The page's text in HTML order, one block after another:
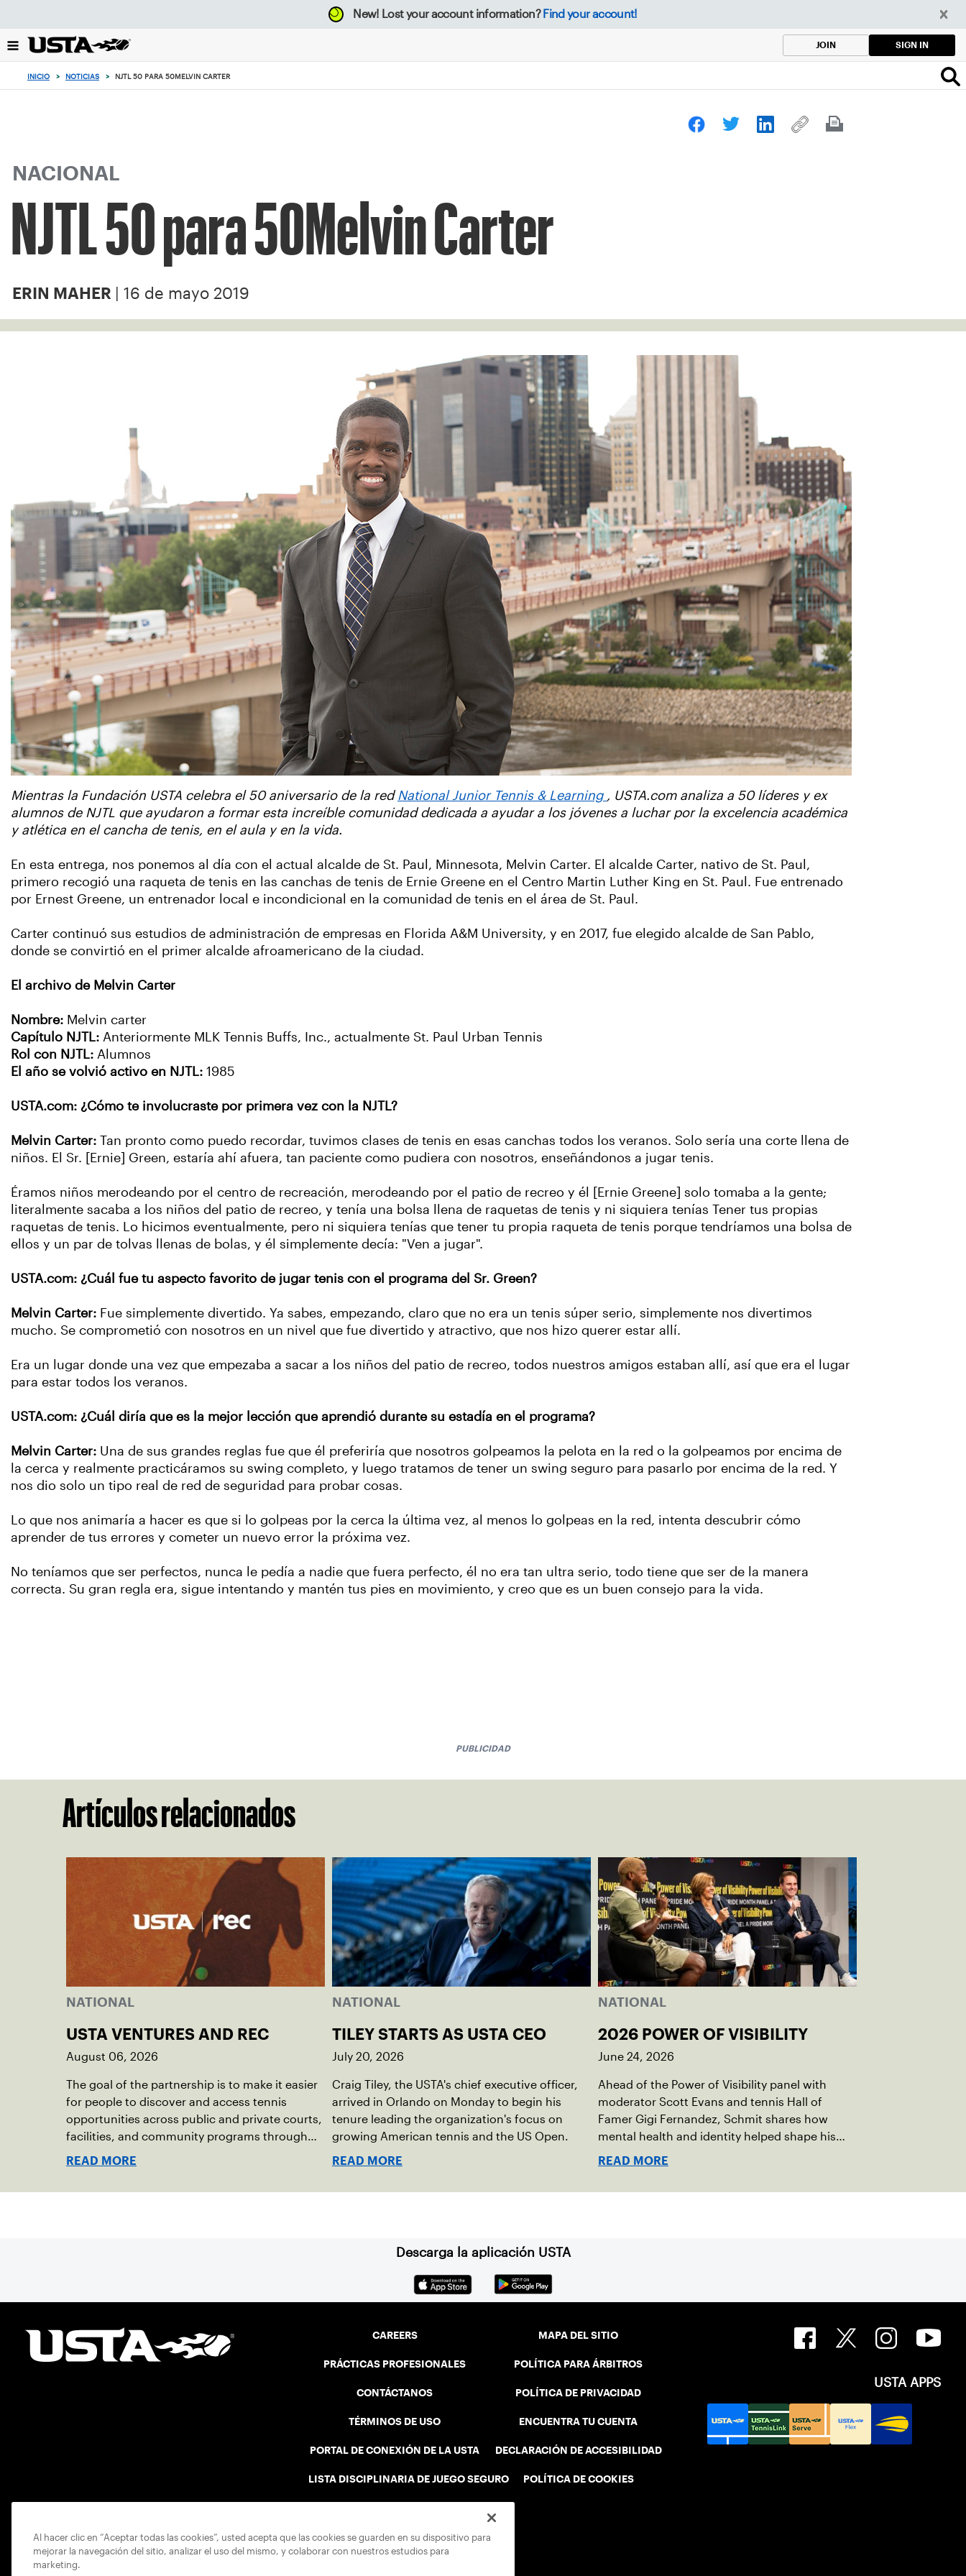
el
botón
New! Lost your account information? Find your account!
JOIN SIGN IN
INICIO > NOTICIAS > NJTL 50 PARA 50MELVIN CARTER
NACIONAL
NJTL 50 para 50Melvin Carter
ERIN MAHER | 16 de mayo 2019
Mientras la Fundación USTA celebra el 50 aniversario de la red National Junior Tennis & Learning , USTA.com analiza a 50 líderes y ex
alumnos de NJTL que ayudaron a formar esta increíble comunidad dedicada a ayudar a los jóvenes a luchar por la excelencia académica
y atlética en el cancha de tenis, en el aula y en la vida.
En esta entrega, nos ponemos al día con el actual alcalde de St. Paul, Minnesota, Melvin Carter. El alcalde Carter, nativo de St. Paul,
primero recogió una raqueta de tenis en las canchas de tenis de Ernie Greene en el Centro Martin Luther King en St. Paul. Fue entrenado
por Ernest Greene, un entrenador local e incondicional en la comunidad de tenis en el área de St. Paul.
Carter continuó sus estudios de administración de empresas en Florida A&M University, y en 2017, fue elegido alcalde de San Pablo,
donde se convirtió en el primer alcalde afroamericano de la ciudad.
El archivo de Melvin Carter
Nombre: Melvin carter
Capítulo NJTL: Anteriormente MLK Tennis Buffs, Inc., actualmente St. Paul Urban Tennis
Rol con NJTL: Alumnos
El año se volvió activo en NJTL: 1985
USTA.com: ¿Cómo te involucraste por primera vez con la NJTL?
Melvin Carter: Tan pronto como puedo recordar, tuvimos clases de tenis en esas canchas todos los veranos. Solo sería una corte llena de
niños. El Sr. [Ernie] Green, estaría ahí afuera, tan paciente como pudiera con nosotros, enseñándonos a jugar tenis.
Éramos niños merodeando por el centro de recreación, merodeando por el patio de recreo y él [Ernie Greene] solo tomaba a la gente;
literalmente sacaba a los niños del patio de recreo, y tenía una bolsa llena de raquetas de tenis y ni siquiera tenías Tener tus propias
raquetas de tenis. Lo hicimos eventualmente, pero ni siquiera tenías que tener tu propia raqueta de tenis porque tendríamos una bolsa de
ellos y un par de tolvas llenas de bolas, y él simplemente decía: "Ven a jugar".
USTA.com: ¿Cuál fue tu aspecto favorito de jugar tenis con el programa del Sr. Green?
Melvin Carter: Fue simplemente divertido. Ya sabes, empezando, claro que no era un tenis súper serio, simplemente nos divertimos
mucho. Se comprometió con nosotros en un nivel que fue divertido y atractivo, que nos hizo querer estar allí.
Era un lugar donde una vez que empezaba a sacar a los niños del patio de recreo, todos nuestros amigos estaban allí, así que era el lugar
para estar todos los veranos.
USTA.com: ¿Cuál diría que es la mejor lección que aprendió durante su estadía en el programa?
Melvin Carter: Una de sus grandes reglas fue que él preferiría que nosotros golpeamos la pelota en la red o la golpeamos por encima de
la cerca y realmente practicáramos su swing completo, y luego tratamos de tener un swing seguro para pasarlo por encima de la red. Y
nos dio solo un tipo real de red de seguridad para probar cosas.
Lo que nos animaría a hacer es que si lo golpeas por la cerca la última vez, al menos lo golpeas en la red, intenta descubrir cómo
aprender de tus errores y cometer un nuevo error la próxima vez.
No teníamos que ser perfectos, nunca le pedía a nadie que fuera perfecto, él no era tan ultra serio, todo tiene que ser de la manera
correcta. Su gran regla era, sigue intentando y mantén tus pies en movimiento, y creo que es un buen consejo para la vida.
PUBLICIDAD
Artículos relacionados
NATIONAL
USTA VENTURES AND REC
August 06, 2026
The goal of the partnership is to make it easier
for people to discover and access tennis
opportunities across public and private courts,
facilities, and community programs through
one connected network.
READ MORE
NATIONAL
TILEY STARTS AS USTA CEO
July 20, 2026
Craig Tiley, the USTA's chief executive officer,
arrived in Orlando on Monday to begin his
tenure leading the organization's focus on
growing American tennis and the US Open.
READ MORE
NATIONAL
2026 POWER OF VISIBILITY
June 24, 2026
Ahead of the Power of Visibility panel with
moderator Scott Evans and tennis Hall of
Famer Gigi Fernandez, Schmit shares how
mental health and identity helped shape his
debut novel.
READ MORE
Descarga la aplicación USTA
CAREERS
PRÁCTICAS PROFESIONALES
CONTÁCTANOS
TÉRMINOS DE USO
PORTAL DE CONEXIÓN DE LA USTA
LISTA DISCIPLINARIA DE JUEGO SEGURO
MAPA DEL SITIO
POLÍTICA PARA ÁRBITROS
POLÍTICA DE PRIVACIDAD
ENCUENTRA TU CUENTA
DECLARACIÓN DE ACCESIBILIDAD
POLÍTICA DE COOKIES
USTA APPS
Al hacer clic en “Aceptar todas las cookies”, usted acepta que las cookies se guarden en su dispositivo para
mejorar la navegación del sitio, analizar el uso del mismo, y colaborar con nuestros estudios para
marketing.